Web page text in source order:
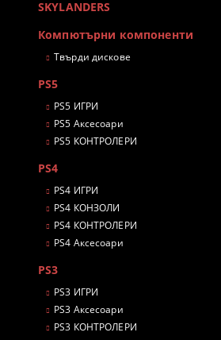
SKYLANDERS
Компютърни компоненти
Твърди дискове
PS5
PS5 ИГРИ
PS5 Аксесоари
PS5 КОНТРОЛЕРИ
PS4
PS4 ИГРИ
PS4 КОНЗОЛИ
PS4 КОНТРОЛЕРИ
PS4 Аксесоари
PS3
PS3 ИГРИ
PS3 Аксесоари
PS3 КОНТРОЛЕРИ